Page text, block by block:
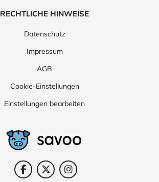
RECHTLICHE HINWEISE
Datenschutz
Impressum
AGB
Cookie-Einstellungen
Einstellungen bearbeiten